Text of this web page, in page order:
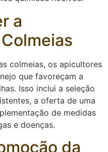
a
colmeias, os apicultores
que favoreçam a
Isso inclui a seleção
a oferta de uma
de medidas
e doenças.
da